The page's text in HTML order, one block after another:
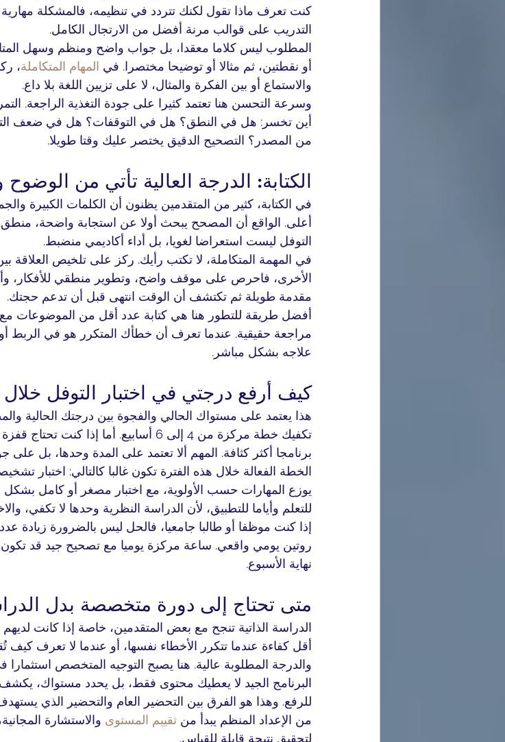
كنت تعرف ماذا تقول لكنك تتردد في تنظيمه، فالمشكلة مهارية
التدريب على قوالب مرنة أفضل من الارتجال الكامل.
المطلوب ليس كلاما معقدا، بل جواب واضح ومنظم وسهل
أو نقطتين، ثم مثالا أو توضيحا مختصرا. في المهام المتكاملة،
والاستماع أو بين الفكرة والمثال، لا على تزيين اللغة بلا داع.
وسرعة التحسن هنا تعتمد كثيرا على جودة التغذية الراجعة.
أين تخسر: هل في النطق؟ هل في التوقفات؟ هل في ضعف
من المصدر؟ التصحيح الدقيق يختصر عليك وقتا طويلا.
الكتابة: الدرجة العالية تأتي من الوضوح
في الكتابة، كثير من المتقدمين يظنون أن الكلمات الكبيرة
أعلى. الواقع أن المصحح يبحث أولا عن استجابة واضحة، منطق
التوفل ليست استعراضا لغويا، بل أداء أكاديمي منضبط.
في المهمة المتكاملة، لا تكتب رأيك. ركز على تلخيص العلاقة
الأخرى، فاحرص على موقف واضح، وتطوير منطقي للأفكار،
مقدمة طويلة ثم تكتشف أن الوقت انتهى قبل أن تدعم حجتك.
أفضل طريقة للتطور هنا هي كتابة عدد أقل من الموضوعات مع
مراجعة حقيقية. عندما تعرف أن خطأك المتكرر هو في الربط
علاجه بشكل مباشر.
كيف أرفع درجتي في اختبار التوفل خلال 4 إلى 8 أسابيع؟
هذا يعتمد على مستواك الحالي والفجوة بين درجتك الحالية
تكفيك خطة مركزة من 4 إلى 6 أسابيع. أما إذا
برنامجا أكثر كثافة. المهم ألا تعتمد على المدة وحدها، بل على
الخطة الفعالة خلال هذه الفترة تكون غالبا كالتالي: اختبار
يوزع المهارات حسب الأولوية، مع اختبار مصغر أو كامل
للتعلم وأياما للتطبيق، لأن الدراسة النظرية وحدها لا تكفي،
إذا كنت موظفا أو طالبا جامعيا، فالحل ليس بالضرورة زيادة
روتين يومي واقعي. ساعة مركزة يوميا مع تصحيح جيد قد
نهاية الأسبوع.
متى تحتاج إلى دورة متخصصة بدل
الدراسة الذاتية تنجح مع بعض المتقدمين، خاصة إذا كانت
أقل كفاءة عندما تتكرر الأخطاء نفسها، أو عندما لا تعرف كيف
والدرجة المطلوبة عالية. هنا يصبح التوجيه المتخصص استثمارا
البرنامج الجيد لا يعطيك محتوى فقط، بل يحدد مستواك،
من الإعداد المنظم يبدأ من تقييم المستوى والاستشارة
لتحقيق نتيجة قابلة للقياس.